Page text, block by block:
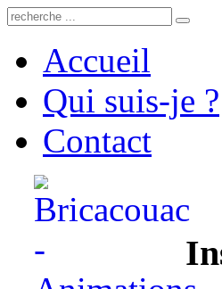
Accueil
Qui suis-je ?
Contact